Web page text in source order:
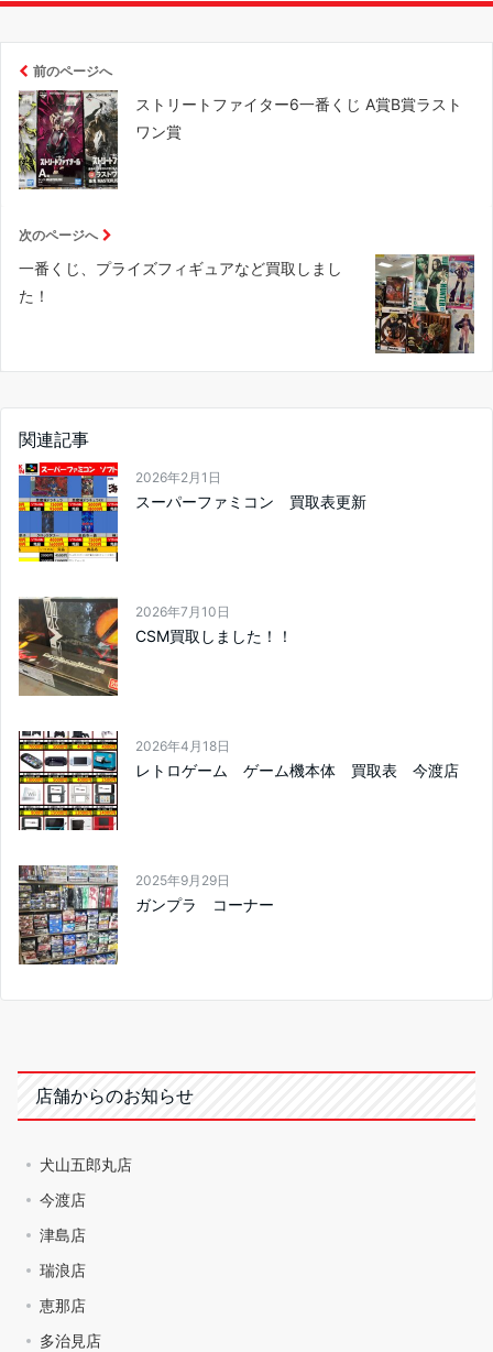
前のページへ
ストリートファイター6一番くじ A賞B賞ラスト
ワン賞
次のページへ
一番くじ、プライズフィギュアなど買取しまし
た！
関連記事
2026年2月1日
スーパーファミコン 買取表更新
2026年7月10日
CSM買取しました！！
2026年4月18日
レトロゲーム ゲーム機本体 買取表 今渡店
2025年9月29日
ガンプラ コーナー
店舗からのお知らせ
犬山五郎丸店
今渡店
津島店
瑞浪店
恵那店
多治見店